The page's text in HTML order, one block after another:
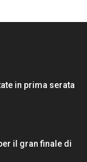
in prima serata
il gran finale di